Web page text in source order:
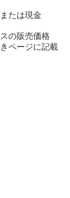
たは現金
の販売価格
ページに記載